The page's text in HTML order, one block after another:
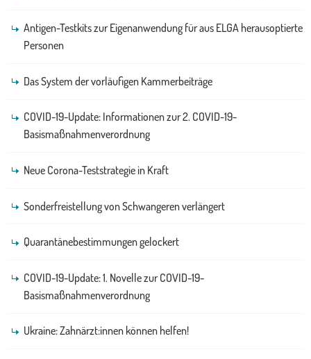
Antigen-Testkits zur Eigenanwendung für aus ELGA herausoptierte
Personen
Das System der vorläufigen Kammerbeiträge
COVID-19-Update: Informationen zur 2. COVID-19-
Basismaßnahmenverordnung
Neue Corona-Teststrategie in Kraft
Sonderfreistellung von Schwangeren verlängert
Quarantänebestimmungen gelockert
COVID-19-Update: 1. Novelle zur COVID-19-
Basismaßnahmenverordnung
Ukraine: Zahnärzt:innen können helfen!